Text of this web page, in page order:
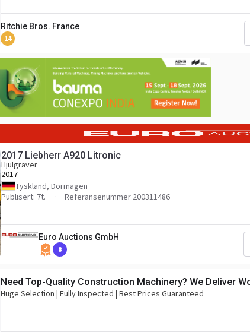
Ritchie Bros. France
14
2017 Liebherr A920 Litronic
Hjulgraver
2017
Tyskland, Dormagen
Publisert: 7t.
Referansenummer 200311486
Euro Auctions GmbH
8
Need Top-Quality Construction Machinery? We Deliver
Huge Selection | Fully Inspected | Best Prices Guaranteed